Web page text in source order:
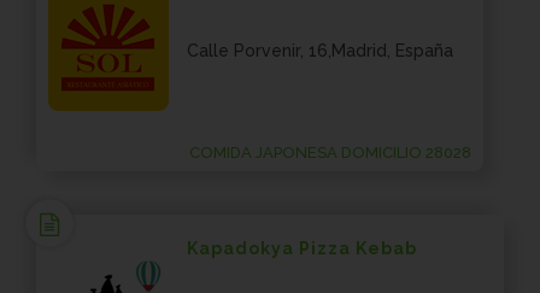
Calle Porvenir, 16,Madrid, España
COMIDA JAPONESA DOMICILIO 28028
Kapadokya Pizza Kebab